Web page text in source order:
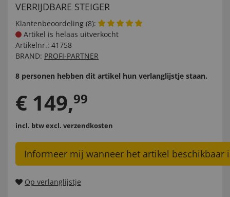
VERRIJDBARE STEIGER
Klantenbeoordeling (8):
Artikel is helaas uitverkocht
Artikelnr.: 41758
BRAND: PROFI-PARTNER
8 personen hebben dit artikel hun verlanglijstje staan.
€ 149,99
incl. btwexcl. verzendkosten
Informeer mij wanneer het artikel beschikbaar
Op verlanglijstje